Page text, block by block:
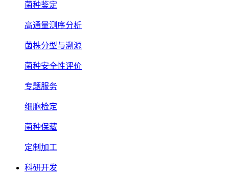
菌种鉴定
高通量测序分析
菌株分型与溯源
菌种安全性评价
专题服务
细胞检定
菌种保藏
定制加工
科研开发